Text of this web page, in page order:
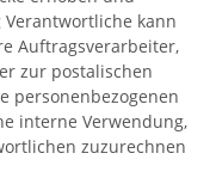
kann
Auftragsverarbeiter,
zur postalischen
personenbezogenen
interne Verwendung,
zuzurechnen